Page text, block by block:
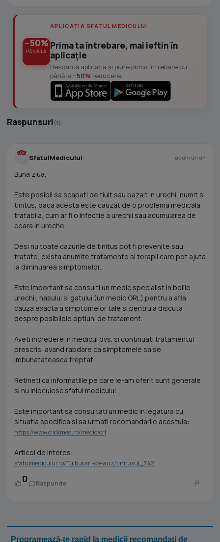
−50%
PÂNĂ LA
APLICAȚIA SFATUL MEDICULUI
Prima ta întrebare, mai ieftin în
aplicație
Descarcă aplicația și pune prima întrebare cu
până la −50% reducere.
Raspunsuri(1)
SfatulMedicului acum un an
Buna ziua,
Este posibil sa scapati de tiuit sau bazait in urechi, numit si
tinitus, daca acesta este cauzat de o problema medicala
tratabila, cum ar fi o infectie a urechii sau acumularea de
ceara in ureche.
Desi nu toate cazurile de tinitus pot fi prevenite sau
tratate, exista anumite tratamente si terapii care pot ajuta
la diminuarea simptomelor.
Este important sa consulti un medic specialist in bolile
urechii, nasului si gatului (un medic ORL) pentru a afla
cauza exacta a simptomelor tale si pentru a discuta
despre posibilele optiuni de tratament.
Aveti incredere in medicul dvs. si continuati tratamentul
prescris, avand rabdare ca simptomele sa se
imbunatateasca treptat.
Retineti ca informatiile pe care le-am oferit sunt generale
si nu inlocuiesc sfatul medicului.
Este important sa consultati un medic in legatura cu
situatia specifica si sa urmati recomandarile acestuia:
https://www.clickmed.ro/medic/orl
Articol de interes:
sfatulmedicului.ro/Tulburari-de-auz/tinitusul_342
0 Raspunde
Programează-te rapid la medicii recomandați de